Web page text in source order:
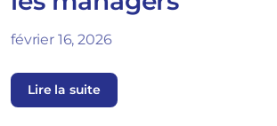
février 16, 2026
Lire la suite